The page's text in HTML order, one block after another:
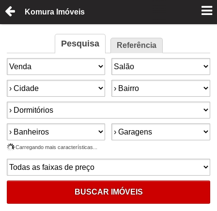
Komura Imóveis
Pesquisa Referência
Finalidade: Tipo de imóvel:
Cidade: Bairro:
Dormitórios:
Banheiros: Garagens:
Carregando mais características...
Faixa de preço:
BUSCAR IMÓVEIS